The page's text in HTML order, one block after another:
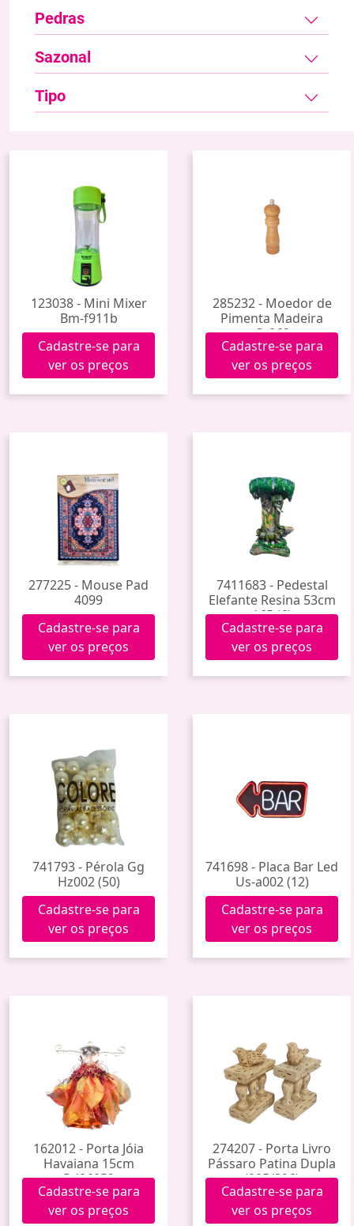
Pedras
Sazonal
Tipo
123038 - Mini Mixer
Bm-f911b
Cadastre-se para
ver os preços
285232 - Moedor de
Pimenta Madeira
Cx069
Cadastre-se para
ver os preços
277225 - Mouse Pad
4099
Cadastre-se para
ver os preços
7411683 - Pedestal
Elefante Resina 53cm
165 (6)
Cadastre-se para
ver os preços
741793 - Pérola Gg
Hz002 (50)
Cadastre-se para
ver os preços
741698 - Placa Bar Led
Us-a002 (12)
Cadastre-se para
ver os preços
162012 - Porta Jóia
Havaiana 15cm
Rd06059
Cadastre-se para
ver os preços
274207 - Porta Livro
Pássaro Patina Dupla
(295/296)
Cadastre-se para
ver os preços